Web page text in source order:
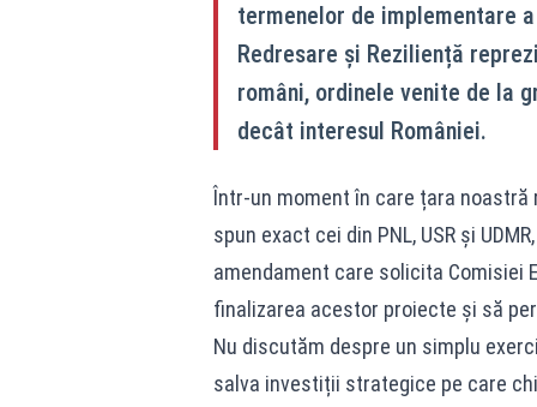
termenelor de implementare
Redresare și Reziliență
români, ordinele venite de la
decât interesul României.
Într-un moment în care țara noastră
spun exact cei din PNL, USR și
amendament care solicita Comisiei
finalizarea acestor proiecte și să
Nu discutăm despre un simplu
salva investiții strategice pe care